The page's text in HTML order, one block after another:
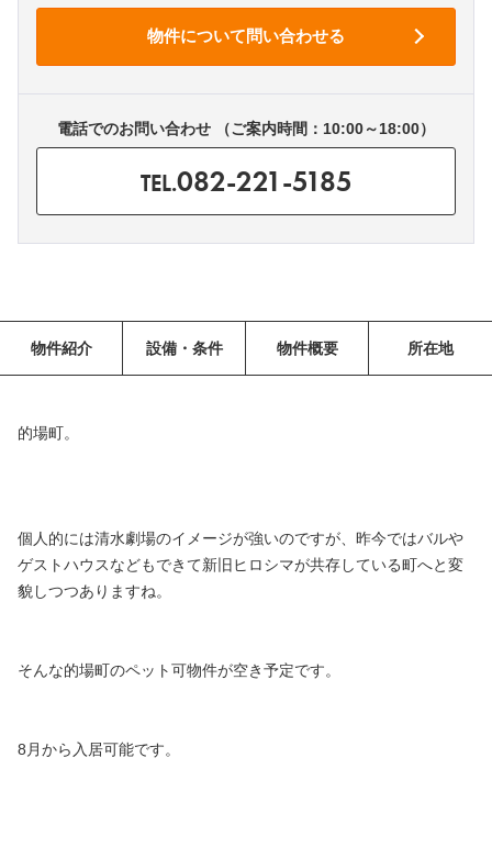
電話でのお問い合わせ （ご案内時間：10:00～18:00）
TEL.082-221-5185
物件紹介 設備・条件 物件概要 所在地
的場町。
個人的には清水劇場のイメージが強いのですが、昨今ではバルや
ゲストハウスなどもできて新旧ヒロシマが共存している町へと変
貌しつつありますね。
そんな的場町のペット可物件が空き予定です。
8月から入居可能です。